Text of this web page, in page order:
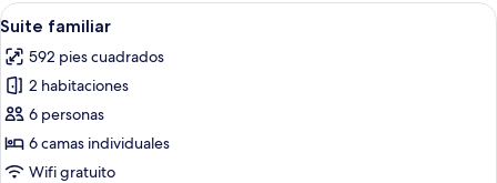
Abrir
todas
las
fotos
de
Suite
familiar
Una sala de estar moderna con un
7
Suite familiar
592 pies cuadrados
2 habitaciones
6 personas
6 camas individuales
Wifi gratuito